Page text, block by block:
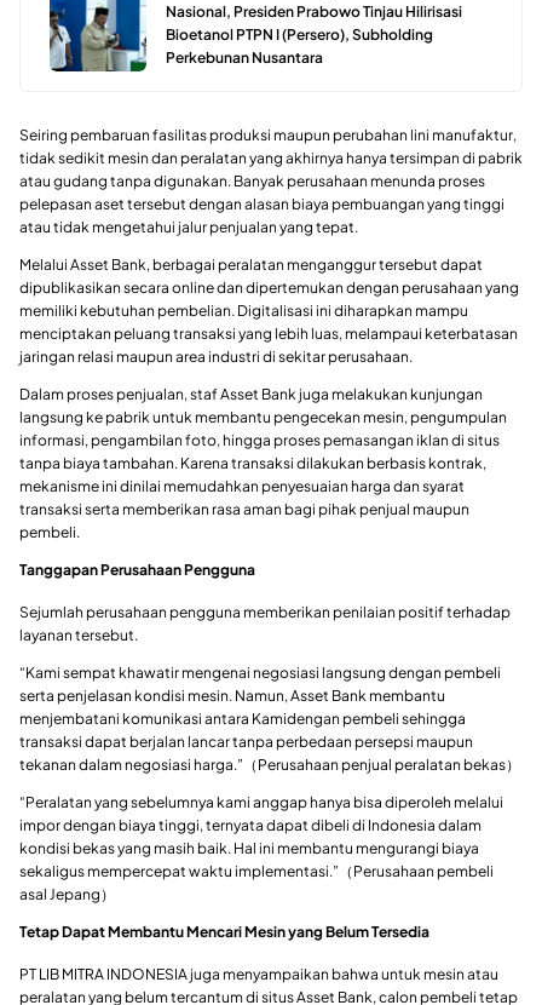
Nasional, Presiden Prabowo Tinjau Hilirisasi
Bioetanol PTPN I (Persero), Subholding
Perkebunan Nusantara
Seiring pembaruan fasilitas produksi maupun perubahan lini manufaktur,
tidak sedikit mesin dan peralatan yang akhirnya hanya tersimpan di pabrik
atau gudang tanpa digunakan. Banyak perusahaan menunda proses
pelepasan aset tersebut dengan alasan biaya pembuangan yang tinggi
atau tidak mengetahui jalur penjualan yang tepat.
Melalui Asset Bank, berbagai peralatan menganggur tersebut dapat
dipublikasikan secara online dan dipertemukan dengan perusahaan yang
memiliki kebutuhan pembelian. Digitalisasi ini diharapkan mampu
menciptakan peluang transaksi yang lebih luas, melampaui keterbatasan
jaringan relasi maupun area industri di sekitar perusahaan.
Dalam proses penjualan, staf Asset Bank juga melakukan kunjungan
langsung ke pabrik untuk membantu pengecekan mesin, pengumpulan
informasi, pengambilan foto, hingga proses pemasangan iklan di situs
tanpa biaya tambahan. Karena transaksi dilakukan berbasis kontrak,
mekanisme ini dinilai memudahkan penyesuaian harga dan syarat
transaksi serta memberikan rasa aman bagi pihak penjual maupun
pembeli.
Tanggapan Perusahaan Pengguna
Sejumlah perusahaan pengguna memberikan penilaian positif terhadap
layanan tersebut.
“Kami sempat khawatir mengenai negosiasi langsung dengan pembeli
serta penjelasan kondisi mesin. Namun, Asset Bank membantu
menjembatani komunikasi antara Kamidengan pembeli sehingga
transaksi dapat berjalan lancar tanpa perbedaan persepsi maupun
tekanan dalam negosiasi harga.”（Perusahaan penjual peralatan bekas）
“Peralatan yang sebelumnya kami anggap hanya bisa diperoleh melalui
impor dengan biaya tinggi, ternyata dapat dibeli di Indonesia dalam
kondisi bekas yang masih baik. Hal ini membantu mengurangi biaya
sekaligus mempercepat waktu implementasi.”（Perusahaan pembeli
asal Jepang）
Tetap Dapat Membantu Mencari Mesin yang Belum Tersedia
PT LIB MITRA INDONESIA juga menyampaikan bahwa untuk mesin atau
peralatan yang belum tercantum di situs Asset Bank, calon pembeli tetap